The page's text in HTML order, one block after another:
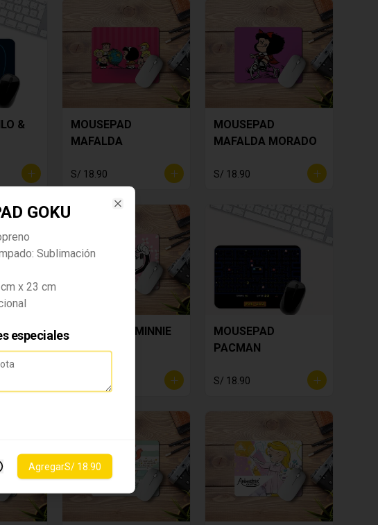
&
MOUSEPAD
MAFALDA
S/ 18.90
MOUSEPAD
MAFALDA MORADO
S/ 18.90
MOUSEPAD MINNIE
MOUSEPAD
PACMAN
S/ 18.90
GOKU
Sublimación
x 23 cm
especiales
AgregarS/ 18.90